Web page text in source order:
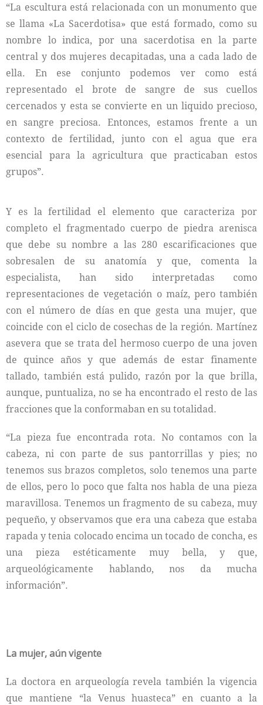
“La escultura está relacionada con un monumento que
se llama «La Sacerdotisa» que está formado, como su
nombre lo indica, por una sacerdotisa en la parte
central y dos mujeres decapitadas, una a cada lado de
ella. En ese conjunto podemos ver como está
representado el brote de sangre de sus cuellos
cercenados y esta se convierte en un liquido precioso,
en sangre preciosa. Entonces, estamos frente a un
contexto de fertilidad, junto con el agua que era
esencial para la agricultura que practicaban estos
grupos”.
Y es la fertilidad el elemento que caracteriza por
completo el fragmentado cuerpo de piedra arenisca
que debe su nombre a las 280 escarificaciones que
sobresalen de su anatomía y que, comenta la
especialista, han sido interpretadas como
representaciones de vegetación o maíz, pero también
con el número de días en que gesta una mujer, que
coincide con el ciclo de cosechas de la región. Martínez
asevera que se trata del hermoso cuerpo de una joven
de quince años y que además de estar finamente
tallado, también está pulido, razón por la que brilla,
aunque, puntualiza, no se ha encontrado el resto de las
fracciones que la conformaban en su totalidad.
“La pieza fue encontrada rota. No contamos con la
cabeza, ni con parte de sus pantorrillas y pies; no
tenemos sus brazos completos, solo tenemos una parte
de ellos, pero lo poco que falta nos habla de una pieza
maravillosa. Tenemos un fragmento de su cabeza, muy
pequeño, y observamos que era una cabeza que estaba
rapada y tenia colocado encima un tocado de concha, es
una pieza estéticamente muy bella, y que,
arqueológicamente hablando, nos da mucha
información”.
La mujer, aún vigente
La doctora en arqueología revela también la vigencia
que mantiene “la Venus huasteca” en cuanto a la